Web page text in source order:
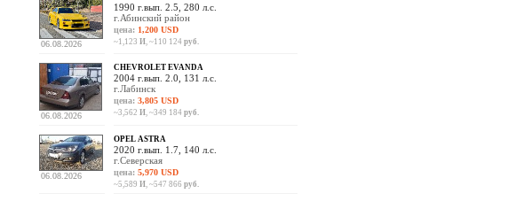
06.08.2026
1990 г.вып. 2.5, 280 л.с.
г.Абинский район
цена: 1,200 USD
~1,123 И, ~110 124 руб.
06.08.2026
CHEVROLET EVANDA
2004 г.вып. 2.0, 131 л.с.
г.Лабинск
цена: 3,805 USD
~3,562 И, ~349 184 руб.
06.08.2026
OPEL ASTRA
2020 г.вып. 1.7, 140 л.с.
г.Северская
цена: 5,970 USD
~5,589 И, ~547 866 руб.